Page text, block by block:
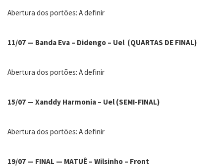
Abertura dos portões: A definir
11/07 — Banda Eva – Didengo – Uel (QUARTAS DE FINAL)
Abertura dos portões: A definir
15/07 — Xanddy Harmonia – Uel (SEMI-FINAL)
Abertura dos portões: A definir
19/07 — FINAL — MATUÊ – Wilsinho – Front